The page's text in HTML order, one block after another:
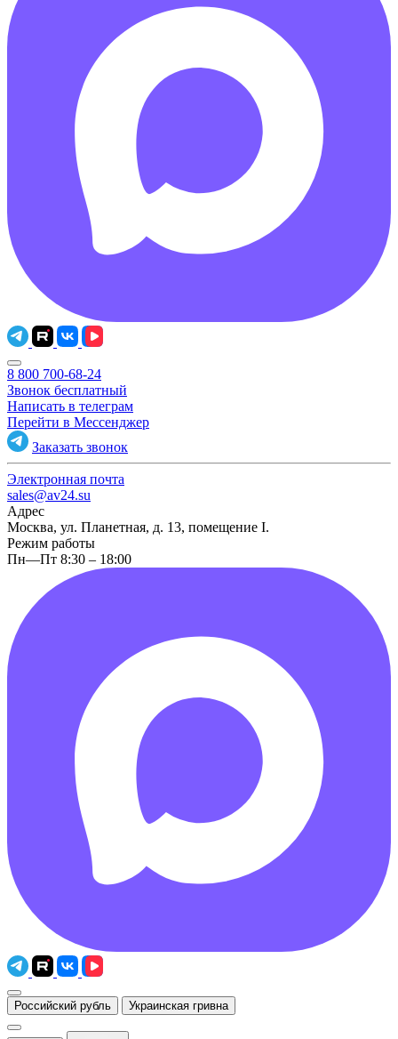
8 800 700-68-24
Звонок бесплатный
Написать в телеграм
Перейти в Мессенджер
Заказать звонок
Электронная почта
sales@av24.su
Адрес
Москва, ул. Планетная, д. 13, помещение I.
Режим работы
Пн—Пт 8:30 – 18:00
Российский рубль Украинская гривна